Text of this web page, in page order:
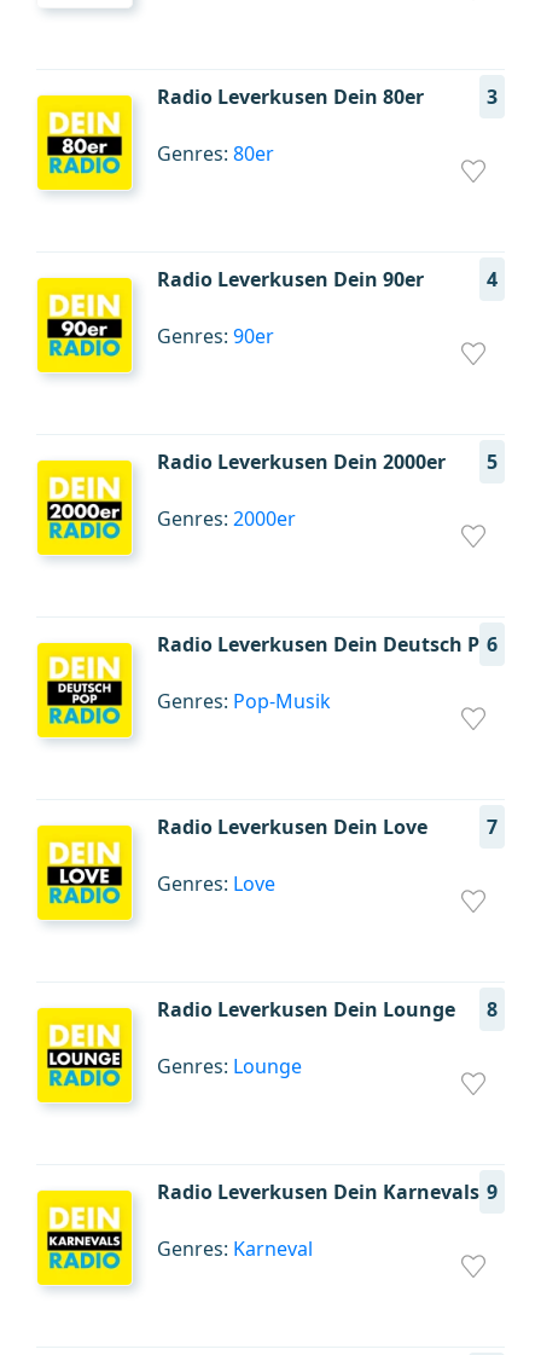
Radio Leverkusen Dein 80er 3
Genres: 80er
Radio Leverkusen Dein 90er 4
Genres: 90er
Radio Leverkusen Dein 2000er 5
Genres: 2000er
Radio Leverkusen Dein Deutsch Pop
6
Genres: Pop-Musik
Radio Leverkusen Dein Love 7
Genres: Love
Radio Leverkusen Dein Lounge 8
Genres: Lounge
Radio Leverkusen Dein Karnevals 9
Genres: Karneval